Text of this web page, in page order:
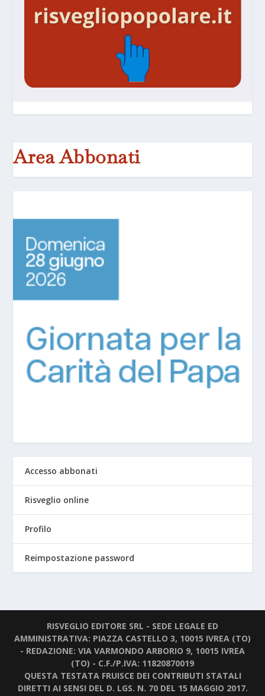
Area Abbonati
Accesso abbonati
Risveglio online
Profilo
Reimpostazione password
RISVEGLIO EDITORE SRL - SEDE LEGALE ED
AMMINISTRATIVA: PIAZZA CASTELLO 3, 10015 IVREA (TO)
- REDAZIONE: VIA VARMONDO ARBORIO 9, 10015 IVREA
(TO) - C.F./P.IVA: 11820870019
QUESTA TESTATA FRUISCE DEI CONTRIBUTI STATALI
DIRETTI AI SENSI DEL D. LGS. N. 70 DEL 15 MAGGIO 2017.